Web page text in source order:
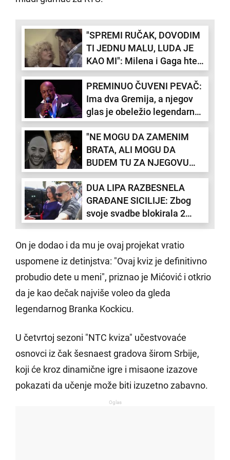
"SPREMI RUČAK, DOVODIM
TI JEDNU MALU, LUDA JE
KAO MI": Milena i Gaga hteli
da usvoje našu poznatu
glumicu
PREMINUO ČUVENI PEVAČ:
Ima dva Gremija, a njegov
glas je obeležio legendarne
Diznijeve filmove
"NE MOGU DA ZAMENIM
BRATA, ALI MOGU DA
BUDEM TU ZA NJEGOVU
PORODICU": Darko Lazić
nikad iskreniji - "To su i moja
deca"
DUA LIPA RAZBESNELA
GRAĐANE SICILIJE: Zbog
svoje svadbe blokirala 2
glavna trga na 3 tri dana -
naterala ih i da potpišu
ugovor
On je dodao i da mu je ovaj projekat vratio
uspomene iz detinjstva: "Ovaj kviz je definitivno
probudio dete u meni", priznao je Mićović i otkrio
da je kao dečak najviše voleo da gleda
legendarnog Branka Kockicu.
U četvrtoj sezoni "NTC kviza" učestvovaće
osnovci iz čak šesnaest gradova širom Srbije,
koji će kroz dinamične igre i misaone izazove
pokazati da učenje može biti izuzetno zabavno.
Oglas